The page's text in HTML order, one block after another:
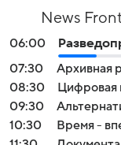
News
06:00
07:30
Архивная
08:30
Цифровая
09:30
10:30
Время -